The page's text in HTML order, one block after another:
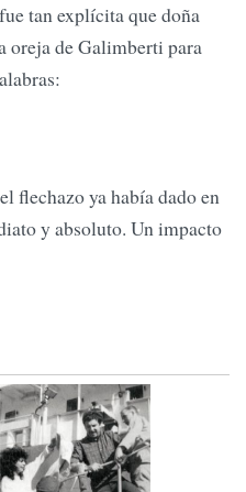
tan explícita que doña
oreja de Galimberti para
flechazo ya había dado en
y absoluto. Un impacto